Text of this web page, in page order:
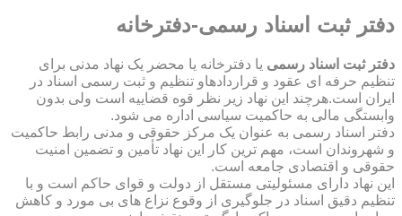
دفتر ثبت اسناد رسمی-دفترخانه
دفتر ثبت اسناد رسمی یا دفترخانه یا محضر یک نهاد مدنی برای
تنظیم حرفه ای عقود و قراردادهاو تنظیم و ثبت رسمی اسناد در
ایران است.هرچند این نهاد زیر نظر قوه قضاییه است ولی بدون
وابستگی مالی به حاکمیت سیاسی اداره می شود.
دفتر اسناد رسمی به عنوان یک مرکز حقوقی و مدنی رابط حاکمیت
و شهروندان است، مهم ترین کار این نهاد تأمین و تضمین امنیت
حقوقی و اقتصادی جامعه است.
این نهاد دارای مسئولیتی مستقل از دولت و قوای حاکم است و با
تنظیم دقیق اسناد در جلوگیری از وقوع نزاع های بی مورد و کاهش